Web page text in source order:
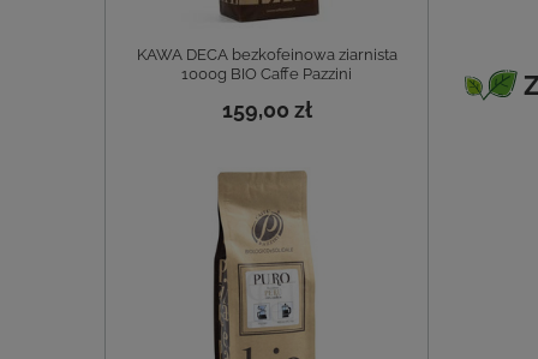
KAWA DECA bezkofeinowa ziarnista
1000g BIO Caffe Pazzini
159,00 zł